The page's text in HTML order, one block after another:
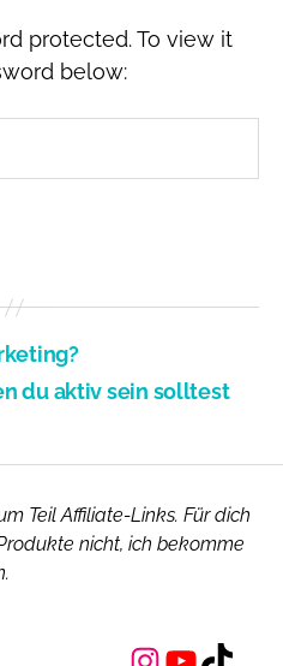
protected. To view it
below:
du aktiv sein solltest
Teil Affiliate-Links. Für dich
nicht, ich bekomme
Instagram
YouTube
TikTok